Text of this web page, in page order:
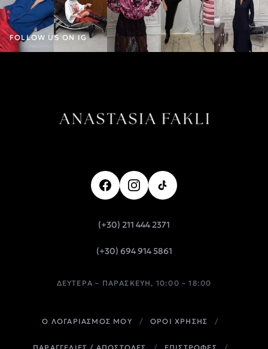
FOLLOW US ON IG
(+30) 211 444 2371
(+30) 694 914 5861
ΔΕΥΤΈΡΑ – ΠΑΡΑΣΚΕΥΉ, 10:00 – 18:00
Ο ΛΟΓΑΡΙΑΣΜΟΣ ΜΟΥ / ΟΡΟΙ ΧΡΗΣΗΣ /